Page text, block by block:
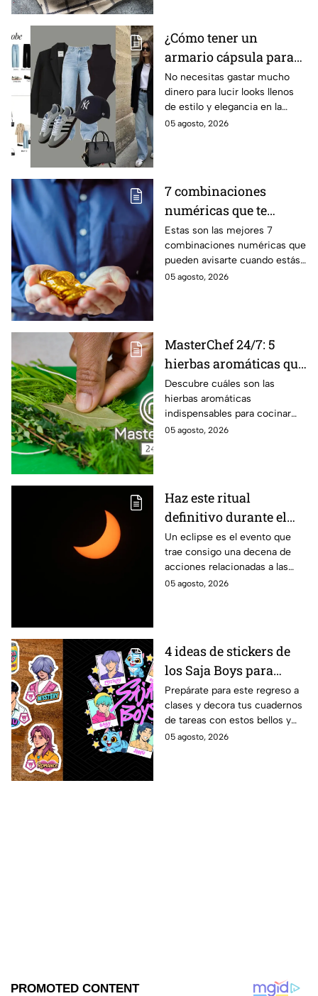
¿Cómo tener un
armario cápsula para
este regreso a clases
2026? Lucirás
sofisticada y elegante
con prendas básicas
No necesitas gastar mucho
dinero para lucir looks llenos
de estilo y elegancia en la
escuela, solo prendas básicas
05 agosto, 2026
7 combinaciones
numéricas que te
avisan que un milagro
económico está en
camino
Estas son las mejores 7
combinaciones numéricas que
pueden avisarte cuando estás
a punto de vivir un milagro en
05 agosto, 2026
MasterChef 24/7: 5
hierbas aromáticas que
no pueden faltar en tu
cocina para dar más
sabor a tus platillos
Descubre cuáles son las
hierbas aromáticas
indispensables para cocinar
como en MasterChef 24/7.
05 agosto, 2026
Haz este ritual
definitivo durante el
eclipse de agosto para
encontrar el amor
Un eclipse es el evento que
trae consigo una decena de
acciones relacionadas a las
energías. Por eso se anima a
05 agosto, 2026
4 ideas de stickers de
los Saja Boys para
forrar libretas de tareas
para este regreso a
clases
Prepárate para este regreso a
clases y decora tus cuadernos
de tareas con estos bellos y
divertidos stickers de los Saja
05 agosto, 2026